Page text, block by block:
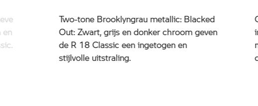
en
Two-tone Brooklyngrau metallic: Blacked
Out: Zwart, grijs en donker chroom geven
de R 18 Classic een ingetogen en
stijlvolle uitstraling.